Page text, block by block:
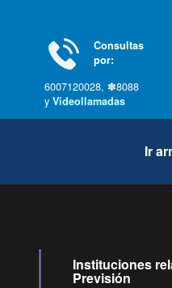
Consultas
por:
6007120028, ✽8088
y Videollamadas
Ir
Instituciones
Previsión